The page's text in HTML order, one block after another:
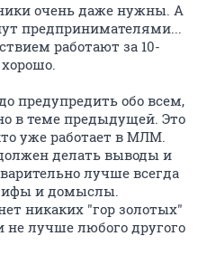
очень даже нужны. А
предпринимателями...
работают за 10-
предупредить обо всем,
в теме предыдущей. Это
уже работает в МЛМ.
делать выводы и
лучше всегда
и домыслы.
никаких "гор золотых"
лучше любого другого